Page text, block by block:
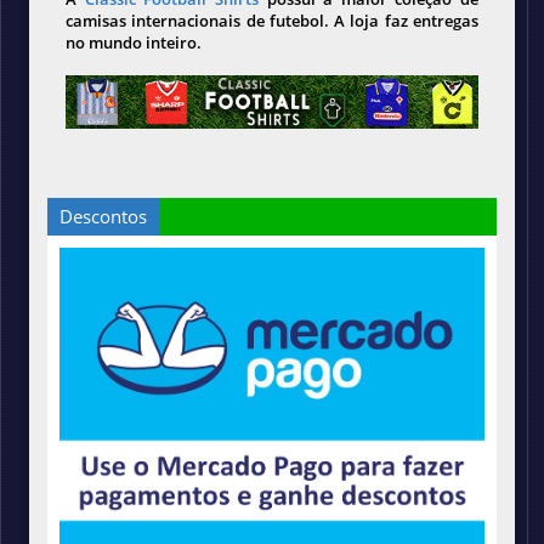
camisas internacionais de futebol. A loja faz entregas
no mundo inteiro.
Descontos